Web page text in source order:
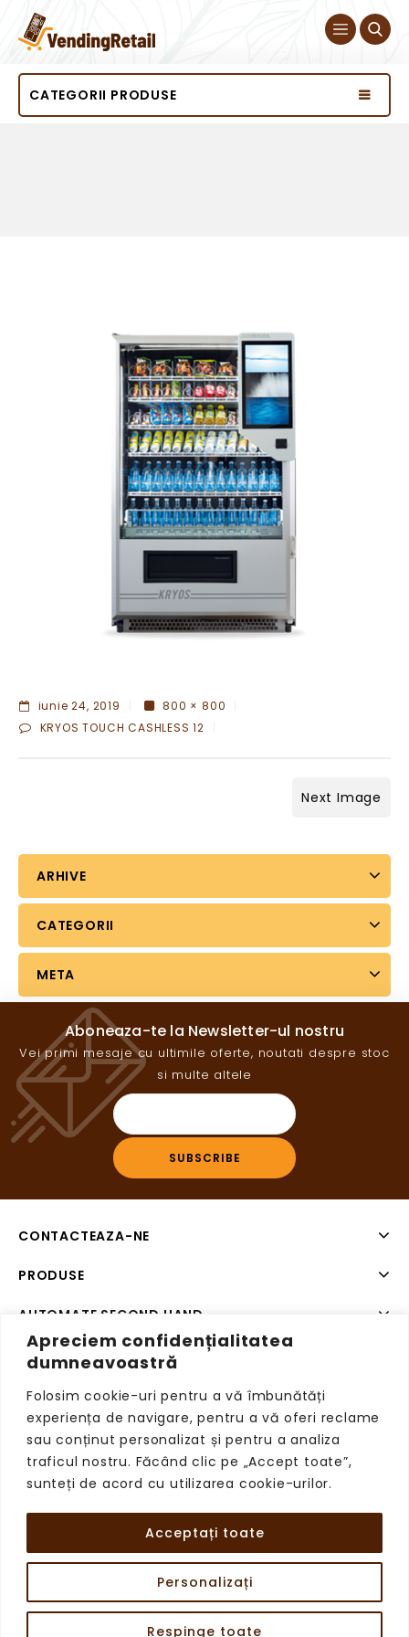
Apreciem confidențialitatea
dumneavoastră
Folosim cookie-uri pentru a vă îmbunătăți
experiența de navigare, pentru a vă oferi reclame
sau conținut personalizat și pentru a analiza
traficul nostru. Făcând clic pe „Accept toate”,
sunteți de acord cu utilizarea cookie-urilor.
Personalizați
Respinge toate
Acceptați toate
CATEGORII PRODUSE
iunie 24, 2019
800 × 800
KRYOS TOUCH CASHLESS 12
Next Image
ARHIVE
CATEGORII
META
Aboneaza-te la Newsletter-ul nostru
Vei primi mesaje cu ultimile oferte, noutati despre stoc
si multe altele
CONTACTEAZA-NE
PRODUSE
AUTOMATE SECOND HAND
SISTEME DE PLATA SECOND HAND
Copyright © 2026 VendingRetail, Toate drepturile
rezervate.